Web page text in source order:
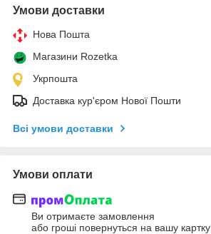
Умови доставки
Нова Пошта
Магазини Rozetka
Укрпошта
Доставка кур'єром Нової Пошти
Всі умови доставки
Умови оплати
Ви отримаєте замовлення
або гроші повернуться на вашу картку